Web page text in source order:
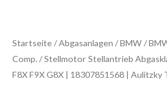
Startseite/Abgasanlagen /BMW/
Comp. / Stellmotor Stellantrieb
F8X F9X G8X | 18307851568 | Aulitzky